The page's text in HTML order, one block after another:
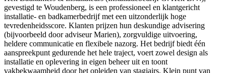
gevestigd te Woudenberg, is een professioneel en klantgericht
installatie- en badkamerbedrijf met een uitzonderlijk hoge
tevredenheidsscore. Klanten prijzen hun deskundige advisering
(bijvoorbeeld door adviseur Marien), zorgvuldige uitvoering,
heldere communicatie en flexibele nazorg. Het bedrijf biedt één
aanspreekpunt gedurende het hele traject, voert zowel design als
installatie en oplevering in eigen beheer uit en toont
vakbekwaamheid door het opleiden van stagiairs. Klein punt van